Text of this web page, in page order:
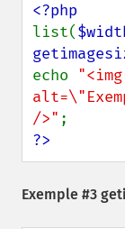
list(
echo
/>"
?>
Exemple #3